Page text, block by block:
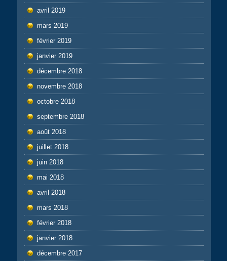
avril 2019
mars 2019
février 2019
janvier 2019
décembre 2018
novembre 2018
octobre 2018
septembre 2018
août 2018
juillet 2018
juin 2018
mai 2018
avril 2018
mars 2018
février 2018
janvier 2018
décembre 2017